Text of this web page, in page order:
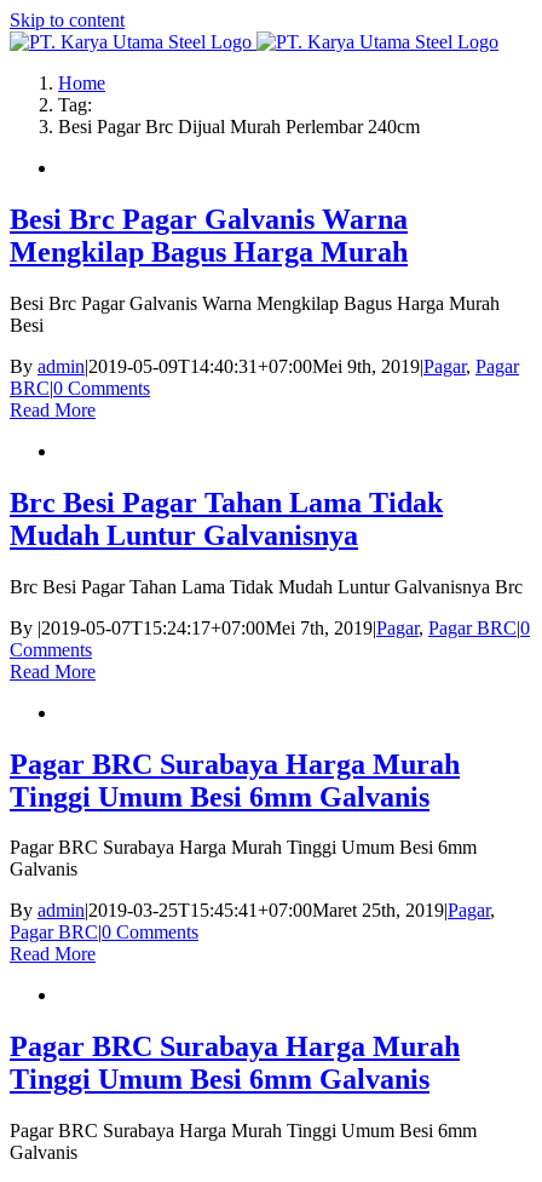
Skip to content
Home
Tag:
Besi Pagar Brc Dijual Murah Perlembar 240cm
Besi Brc Pagar Galvanis Warna
Mengkilap Bagus Harga Murah
Besi Brc Pagar Galvanis Warna Mengkilap Bagus Harga Murah
Besi
By admin|2019-05-09T14:40:31+07:00Mei 9th, 2019|Pagar, Pagar
BRC|0 Comments
Read More
Brc Besi Pagar Tahan Lama Tidak
Mudah Luntur Galvanisnya
Brc Besi Pagar Tahan Lama Tidak Mudah Luntur Galvanisnya Brc
By |2019-05-07T15:24:17+07:00Mei 7th, 2019|Pagar, Pagar BRC|0
Comments
Read More
Pagar BRC Surabaya Harga Murah
Tinggi Umum Besi 6mm Galvanis
Pagar BRC Surabaya Harga Murah Tinggi Umum Besi 6mm
Galvanis
By admin|2019-03-25T15:45:41+07:00Maret 25th, 2019|Pagar,
Pagar BRC|0 Comments
Read More
Pagar BRC Surabaya Harga Murah
Tinggi Umum Besi 6mm Galvanis
Pagar BRC Surabaya Harga Murah Tinggi Umum Besi 6mm
Galvanis